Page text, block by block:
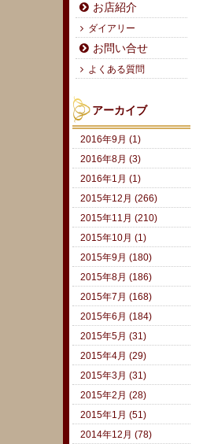
お店紹介
ダイアリー
お問い合せ
よくある質問
アーカイブ
2016年9月 (1)
2016年8月 (3)
2016年1月 (1)
2015年12月 (266)
2015年11月 (210)
2015年10月 (1)
2015年9月 (180)
2015年8月 (186)
2015年7月 (168)
2015年6月 (184)
2015年5月 (31)
2015年4月 (29)
2015年3月 (31)
2015年2月 (28)
2015年1月 (51)
2014年12月 (78)